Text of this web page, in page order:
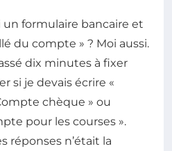
un formulaire bancaire et
du compte » ? Moi aussi.
dix minutes à fixer
si je devais écrire «
chèque » ou
pour les courses ».
réponses n’était la